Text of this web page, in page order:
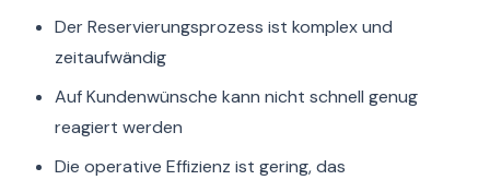
Der Reservierungsprozess ist komplex und
zeitaufwändig
Auf Kundenwünsche kann nicht schnell genug
reagiert werden
Die operative Effizienz ist gering, das